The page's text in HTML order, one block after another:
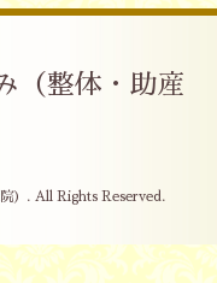
（整体・助産
） . All Rights Reserved.